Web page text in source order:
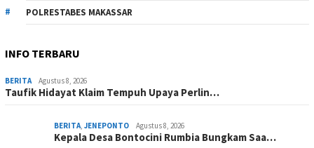
POLRESTABES MAKASSAR
INFO TERBARU
BERITA Agustus 8, 2026
Taufik Hidayat Klaim Tempuh Upaya Perlin…
BERITA, JENEPONTO Agustus 8, 2026
Kepala Desa Bontocini Rumbia Bungkam Saa…